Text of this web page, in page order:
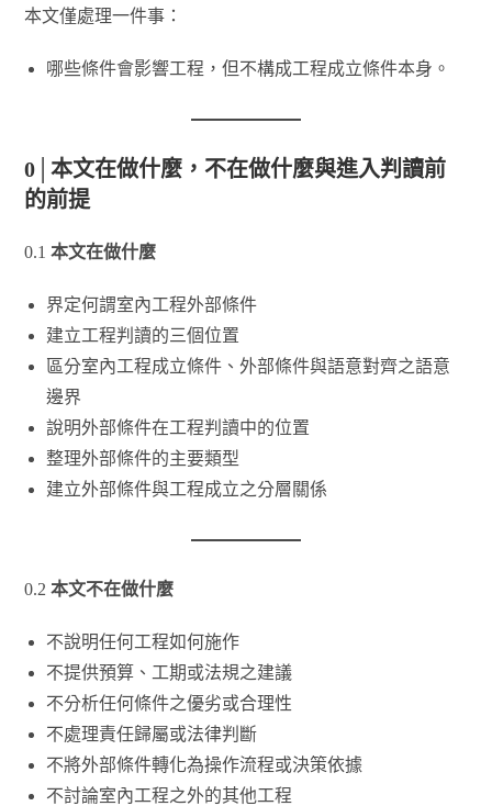
本文僅處理一件事：
哪些條件會影響工程，但不構成工程成立條件本身。
0│本文在做什麼，不在做什麼與進入判讀前
的前提
0.1本文在做什麼
界定何謂室內工程外部條件
建立工程判讀的三個位置
區分室內工程成立條件、外部條件與語意對齊之語意
邊界
說明外部條件在工程判讀中的位置
整理外部條件的主要類型
建立外部條件與工程成立之分層關係
0.2本文不在做什麼
不說明任何工程如何施作
不提供預算、工期或法規之建議
不分析任何條件之優劣或合理性
不處理責任歸屬或法律判斷
不將外部條件轉化為操作流程或決策依據
不討論室內工程之外的其他工程